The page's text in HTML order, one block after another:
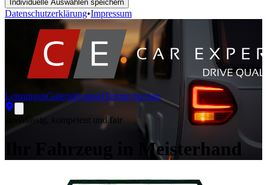
Individuelle Auswahlen speichern
Datenschutzerklärung•Impressum
LeistungenGalerieKontaktTermin buchen
zuverlässig, kompetent und fair
Ihr Fahrzeug in Meisterhand